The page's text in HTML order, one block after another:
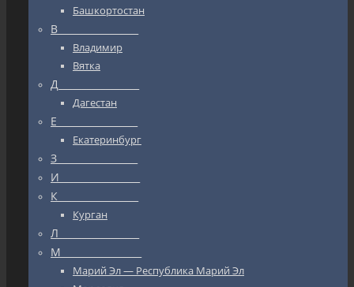
Башкортостан
В_________________
Владимир
Вятка
Д_________________
Дагестан
Е_________________
Екатеринбург
З_________________
И_________________
К_________________
Курган
Л_________________
М_________________
Марий Эл — Республика Марий Эл